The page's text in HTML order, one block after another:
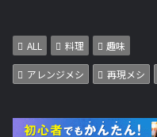
ALL 料理 趣味
アレンジメシ 再現メシ